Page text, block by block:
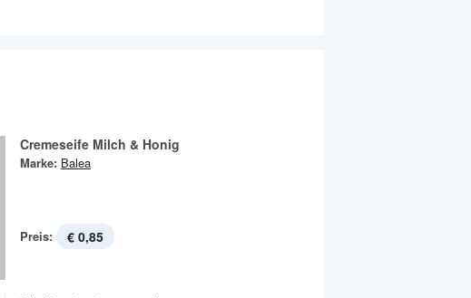
Cremeseife Milch & Honig
Marke: Balea
Preis: € 0,85